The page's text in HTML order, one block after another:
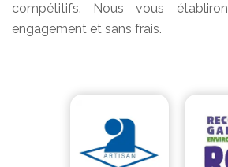
compétitifs. Nous vous
engagement et sans frais.